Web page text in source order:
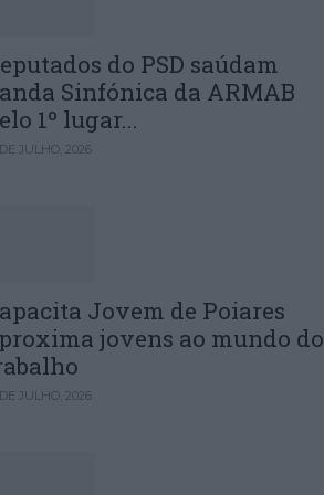
do PSD saúdam
Sinfónica da ARMAB
1º lugar...
JULHO, 2026
Jovem de Poiares
jovens ao mundo do
JULHO, 2026